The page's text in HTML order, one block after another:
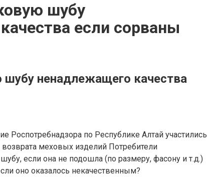
шубу
если сорваны
шубу ненадлежащего качества
Роспотребнадзора по Республике Алтай участились
меховых изделий Потребители
если она не подошла (по размеру, фасону и т.д.)
оно оказалось некачественным?